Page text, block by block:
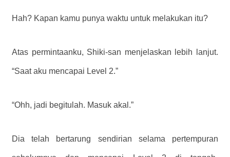
Hah? Kapan kamu punya waktu untuk melakukan itu?
Atas permintaanku, Shiki-san menjelaskan lebih lanjut.
“Saat aku mencapai Level 2.”
“Ohh, jadi begitulah. Masuk akal.”
Dia telah bertarung sendirian selama pertempuran